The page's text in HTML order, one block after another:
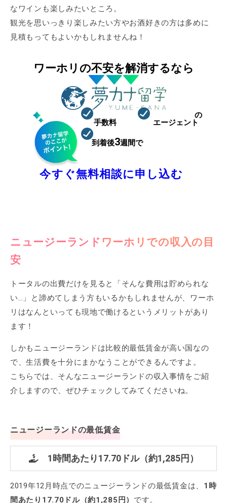
なワインも楽しみたいところ。
観光を思いっきり楽しみたい方やお酒好きの方は多めに
見積もってもよいかもしれませんね！
ワーホリの不安を解消するなら
手数料0 ワーホリ特化 の
エージェント
到着後3週間で98.4
今すぐ無料相談に申し込む
ニュージーランドワーホリでの収入の目
安
トータルの出費だけを見ると「そんな費用は貯められな
い…」と諦めてしまう方もいるかもしれませんが、ワーホ
リはなんといっても現地で働けるというメリットがあり
ます！
しかもニュージーランドは比較的最低賃金が高い国なの
で、生活費を十分にまかなうことができるんですよ。
こちらでは、そんなニュージーランドの収入事情をご紹
介しますので、ぜひチェックしてみてくださいね。
ニュージーランドの最低賃金
1時間あたり17.70ドル（約1,285円）
2019年12月時点でのニュージーランドの最低賃金は、 1時
間あたり17.70ドル（約1,285円） です。